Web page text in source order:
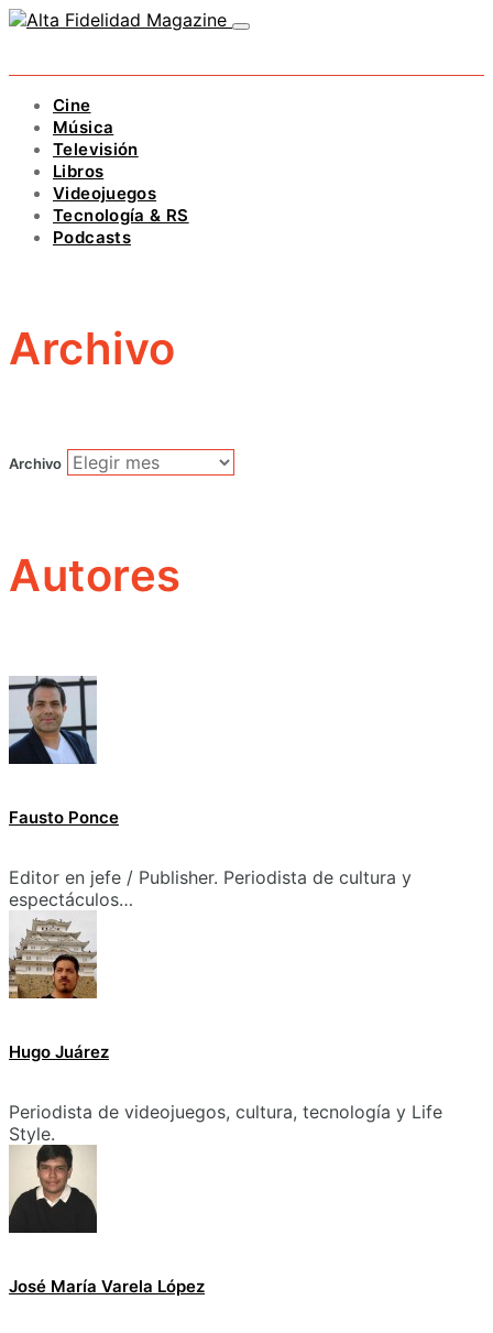
Cine
Música
Televisión
Libros
Videojuegos
Tecnología & RS
Podcasts
Archivo
Archivo
Autores
Fausto Ponce
Editor en jefe / Publisher. Periodista de cultura y
espectáculos…
Hugo Juárez
Periodista de videojuegos, cultura, tecnología y Life
Style.
José María Varela López